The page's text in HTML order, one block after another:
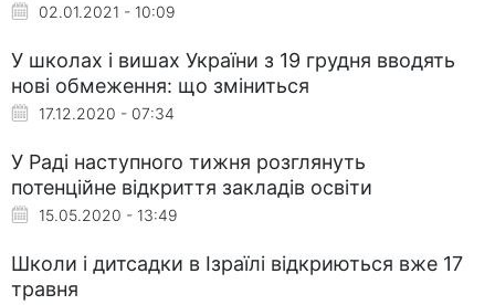
02.01.2021 - 10:09
У школах і вишах України з 19 грудня вводять
нові обмеження: що зміниться
17.12.2020 - 07:34
У Раді наступного тижня розглянуть
потенційне відкриття закладів освіти
15.05.2020 - 13:49
Школи і дитсадки в Ізраїлі відкриються вже 17
травня